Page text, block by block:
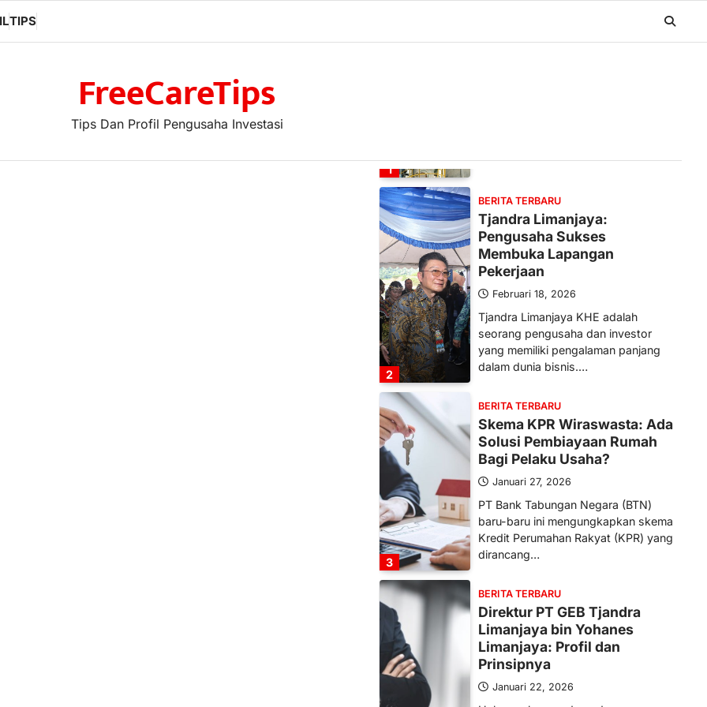
TIPS
FreeCareTips
Tips Dan Profil Pengusaha Investasi
1
situasi…
2
BERITA TERBARU
Tjandra Limanjaya:
Pengusaha Sukses
Membuka Lapangan
Pekerjaan
Februari 18, 2026
Tjandra Limanjaya KHE adalah
seorang pengusaha dan investor
yang memiliki pengalaman panjang
dalam dunia bisnis.…
3
BERITA TERBARU
Skema KPR Wiraswasta: Ada
Solusi Pembiayaan Rumah
Bagi Pelaku Usaha?
Januari 27, 2026
PT Bank Tabungan Negara (BTN)
baru-baru ini mengungkapkan skema
Kredit Perumahan Rakyat (KPR) yang
dirancang…
BERITA TERBARU
Direktur PT GEB Tjandra
Limanjaya bin Yohanes
Limanjaya: Profil dan
Prinsipnya
Januari 22, 2026